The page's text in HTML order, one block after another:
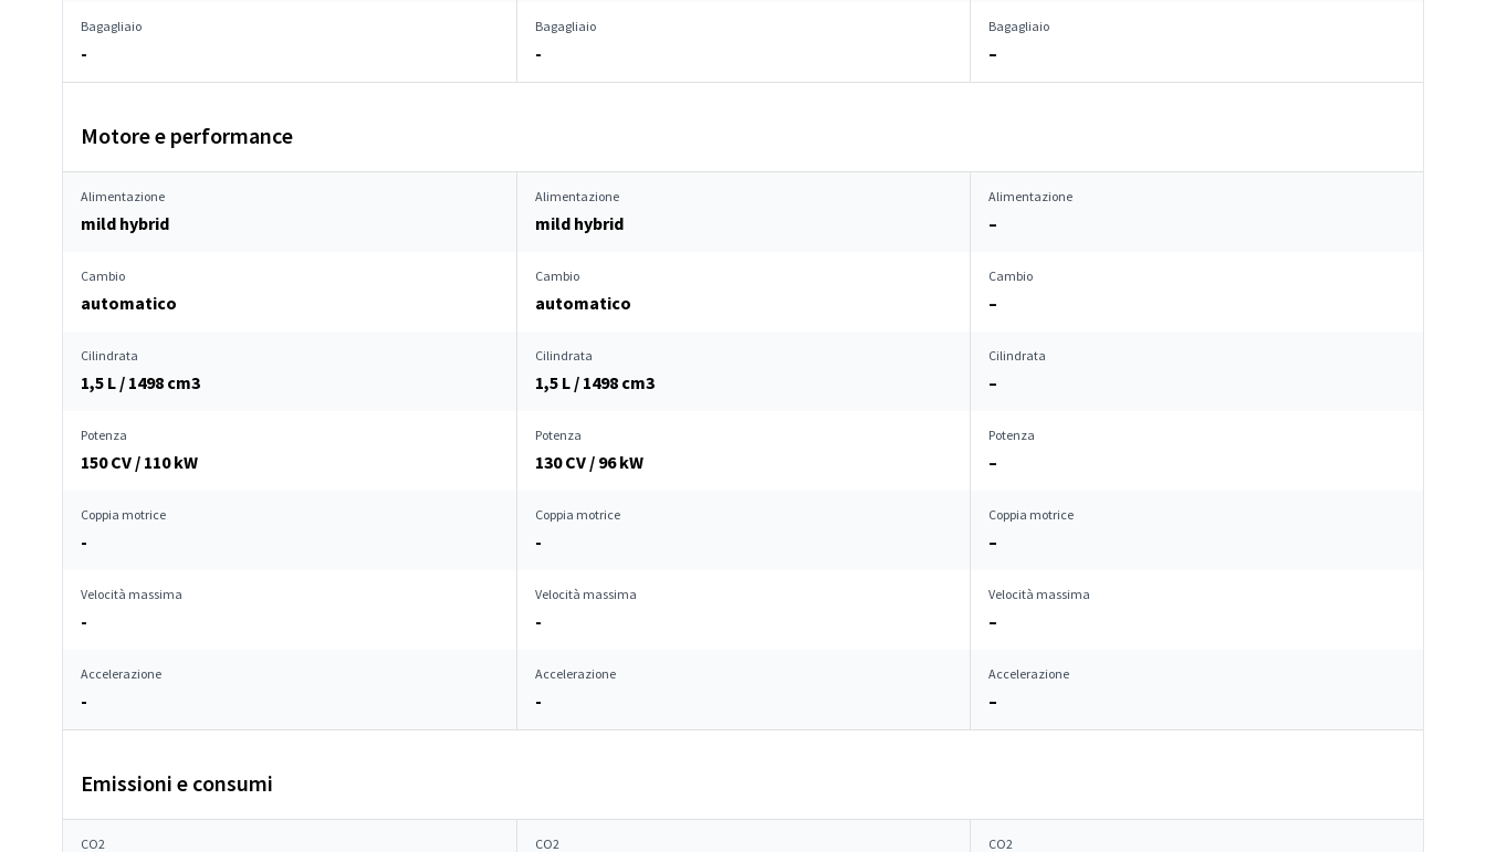
Bagagliaio
-
Bagagliaio
-
Bagagliaio
–
Motore e performance
Alimentazione
mild hybrid
Alimentazione
mild hybrid
Alimentazione
–
Cambio
automatico
Cambio
automatico
Cambio
–
Cilindrata
1,5 L / 1498 cm3
Cilindrata
1,5 L / 1498 cm3
Cilindrata
–
Potenza
150 CV / 110 kW
Potenza
130 CV / 96 kW
Potenza
–
Coppia motrice
-
Coppia motrice
-
Coppia motrice
–
Velocità massima
-
Velocità massima
-
Velocità massima
–
Accelerazione
-
Accelerazione
-
Accelerazione
–
Emissioni e consumi
CO2 CO2 CO2